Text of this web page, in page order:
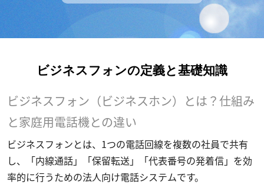
ビジネスフォンの定義と基礎知識
ビジネスフォン（ビジネスホン）とは？仕組み
と家庭用電話機との違い
ビジネスフォンとは、1つの電話回線を複数の社員で共有
し、「内線通話」「保留転送」「代表番号の発着信」を効
率的に行うための法人向け電話システムです。